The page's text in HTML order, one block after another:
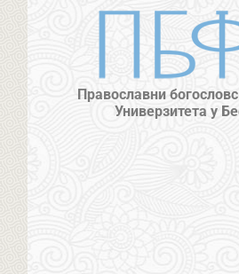
Православни
Универзитета у